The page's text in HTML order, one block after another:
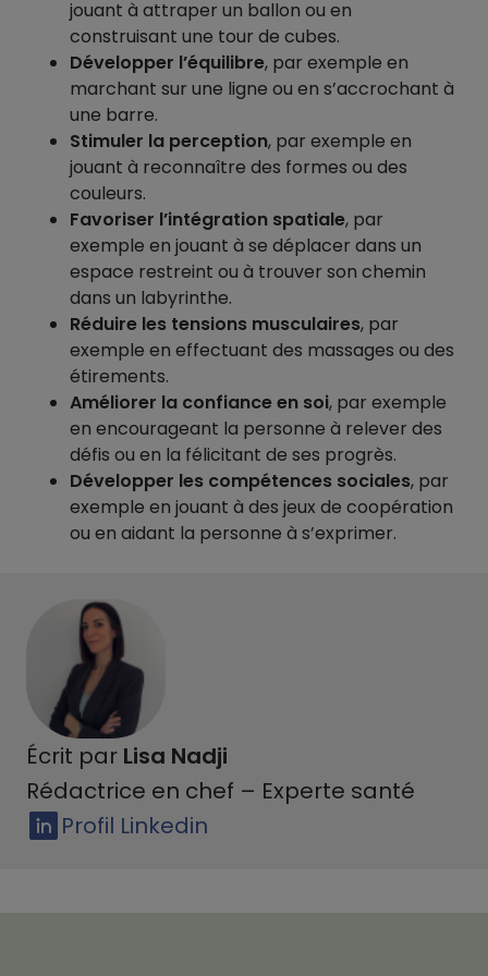
jouant à attraper un ballon ou en
construisant une tour de cubes.
Développer l’équilibre, par exemple en
marchant sur une ligne ou en s’accrochant à
une barre.
Stimuler la perception, par exemple en
jouant à reconnaître des formes ou des
couleurs.
Favoriser l’intégration spatiale, par
exemple en jouant à se déplacer dans un
espace restreint ou à trouver son chemin
dans un labyrinthe.
Réduire les tensions musculaires, par
exemple en effectuant des massages ou des
étirements.
Améliorer la confiance en soi, par exemple
en encourageant la personne à relever des
défis ou en la félicitant de ses progrès.
Développer les compétences sociales, par
exemple en jouant à des jeux de coopération
ou en aidant la personne à s’exprimer.
Écrit par Lisa Nadji
Rédactrice en chef – Experte santé
Profil Linkedin